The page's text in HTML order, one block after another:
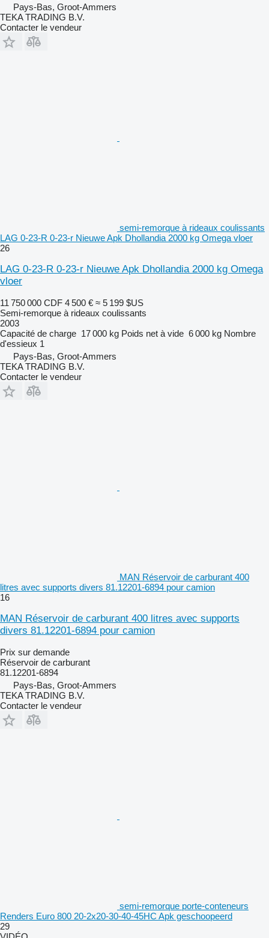
Pays-Bas, Groot-Ammers
TEKA TRADING B.V.
Contacter le vendeur
semi-remorque à rideaux coulissants
LAG 0-23-R 0-23-r Nieuwe Apk Dhollandia 2000 kg Omega vloer
26
LAG 0-23-R 0-23-r Nieuwe Apk Dhollandia 2000 kg Omega
vloer
11 750 000 CDF 4 500 € ≈ 5 199 $US
Semi-remorque à rideaux coulissants
2003
Capacité de charge 17 000 kg Poids net à vide 6 000 kg Nombre
d'essieux 1
Pays-Bas, Groot-Ammers
TEKA TRADING B.V.
Contacter le vendeur
MAN Réservoir de carburant 400
litres avec supports divers 81.12201-6894 pour camion
16
MAN Réservoir de carburant 400 litres avec supports
divers 81.12201-6894 pour camion
Prix sur demande
Réservoir de carburant
81.12201-6894
Pays-Bas, Groot-Ammers
TEKA TRADING B.V.
Contacter le vendeur
semi-remorque porte-conteneurs
Renders Euro 800 20-2x20-30-40-45HC Apk geschoopeerd
29